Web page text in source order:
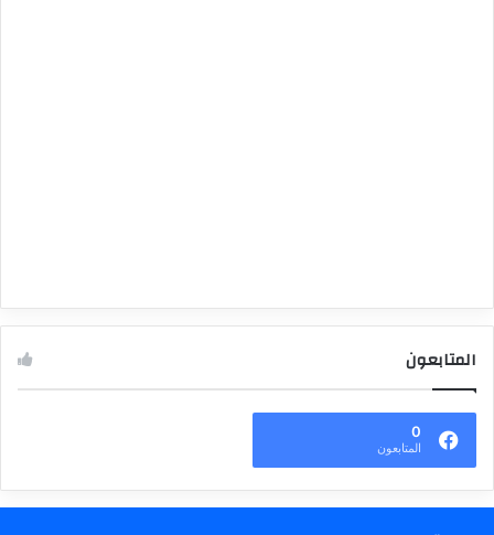
المتابعون
0
المتابعون